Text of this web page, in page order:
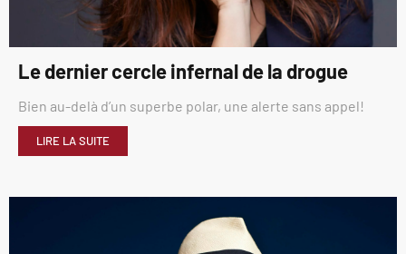
Le dernier cercle infernal de la drogue
Bien au-delà d’un superbe polar, une alerte sans appel!
LIRE LA SUITE